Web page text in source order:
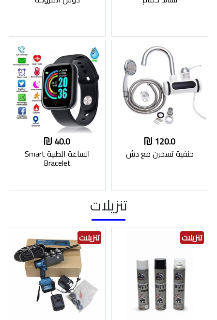
120.0
حنفية تسخين مع دش
40.0
الساعة الطبية Smart
Bracelet
تنزيلات
تنزيلات تنزيلات